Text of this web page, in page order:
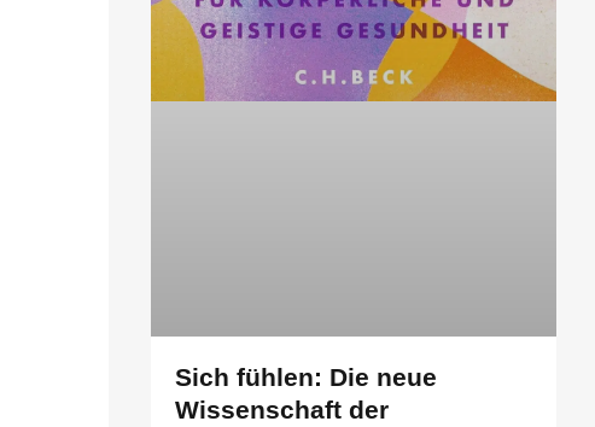
Sich fühlen: Die neue
Wissenschaft der